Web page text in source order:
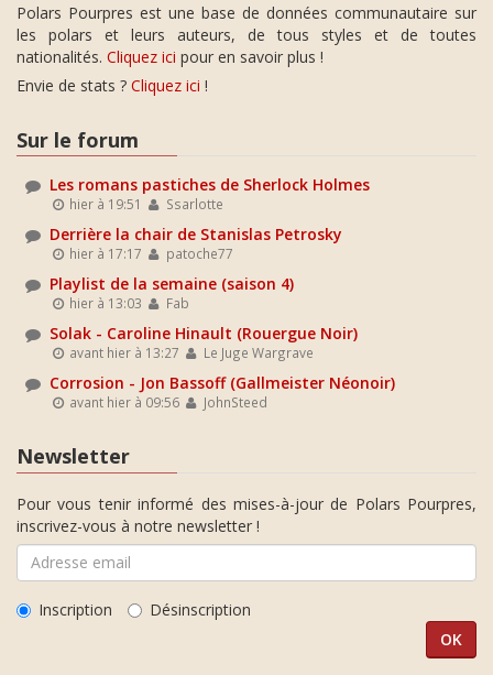
Polars Pourpres est une base de données communautaire sur
les polars et leurs auteurs, de tous styles et de toutes
nationalités. Cliquez ici pour en savoir plus !
Envie de stats ? Cliquez ici !
Sur le forum
Les romans pastiches de Sherlock Holmes
hier à 19:51 Ssarlotte
Derrière la chair de Stanislas Petrosky
hier à 17:17 patoche77
Playlist de la semaine (saison 4)
hier à 13:03 Fab
Solak - Caroline Hinault (Rouergue Noir)
avant hier à 13:27 Le Juge Wargrave
Corrosion - Jon Bassoff (Gallmeister Néonoir)
avant hier à 09:56 JohnSteed
Newsletter
Pour vous tenir informé des mises-à-jour de Polars Pourpres,
inscrivez-vous à notre newsletter !
Inscription Désinscription